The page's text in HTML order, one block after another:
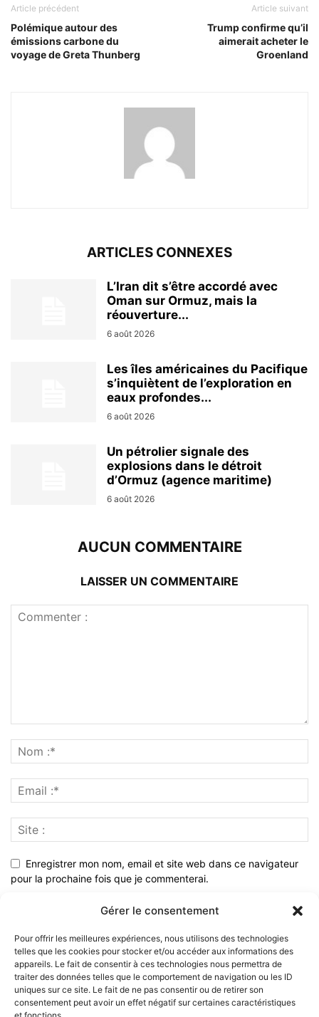
Gérer le consentement
Pour offrir les meilleures expériences, nous utilisons des technologies
telles que les cookies pour stocker et/ou accéder aux informations des
appareils. Le fait de consentir à ces technologies nous permettra de
traiter des données telles que le comportement de navigation ou les ID
uniques sur ce site. Le fait de ne pas consentir ou de retirer son
consentement peut avoir un effet négatif sur certaines caractéristiques
Article précédent
Polémique autour des
émissions carbone du
voyage de Greta Thunberg
Article suivant
Trump confirme qu’il
aimerait acheter le
Groenland
ARTICLES CONNEXES
L’Iran dit s’être accordé avec
Oman sur Ormuz, mais la
réouverture...
6 août 2026
Les îles américaines du Pacifique
s’inquiètent de l’exploration en
eaux profondes...
6 août 2026
Un pétrolier signale des
explosions dans le détroit
d’Ormuz (agence maritime)
6 août 2026
AUCUN COMMENTAIRE
LAISSER UN COMMENTAIRE
Enregistrer mon nom, email et site web dans ce navigateur
pour la prochaine fois que je commenterai.